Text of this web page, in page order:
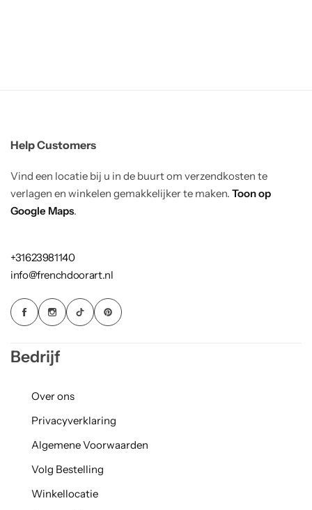
Help Customers
Vind een locatie bij u in de buurt om verzendkosten te
verlagen en winkelen gemakkelijker te maken. Toon op
Google Maps.
+31623981140
info@frenchdoorart.nl
Bedrijf
Over ons
Privacyverklaring
Algemene Voorwaarden
Volg Bestelling
Winkellocatie